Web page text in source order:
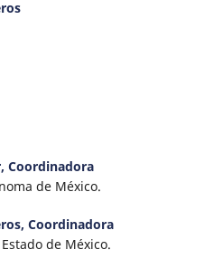
Coordinadora
de México.
Coordinadora
de México.